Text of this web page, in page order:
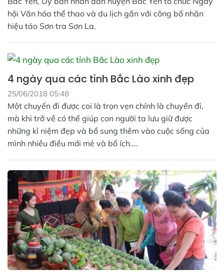
hội Văn hóa thể thao và du lịch gắn với công bố nhãn
hiệu táo Sơn tra Sơn La.
4 ngày qua các tỉnh Bắc Lào xinh đẹp
25/06/2018 05:48
Một chuyến đi được coi là trọn vẹn chính là chuyến đi,
mà khi trở về có thể giúp con người ta lưu giữ được
những kỉ niệm đẹp và bổ sung thêm vào cuộc sống của
mình nhiều điều mới mẻ và bổ ích....